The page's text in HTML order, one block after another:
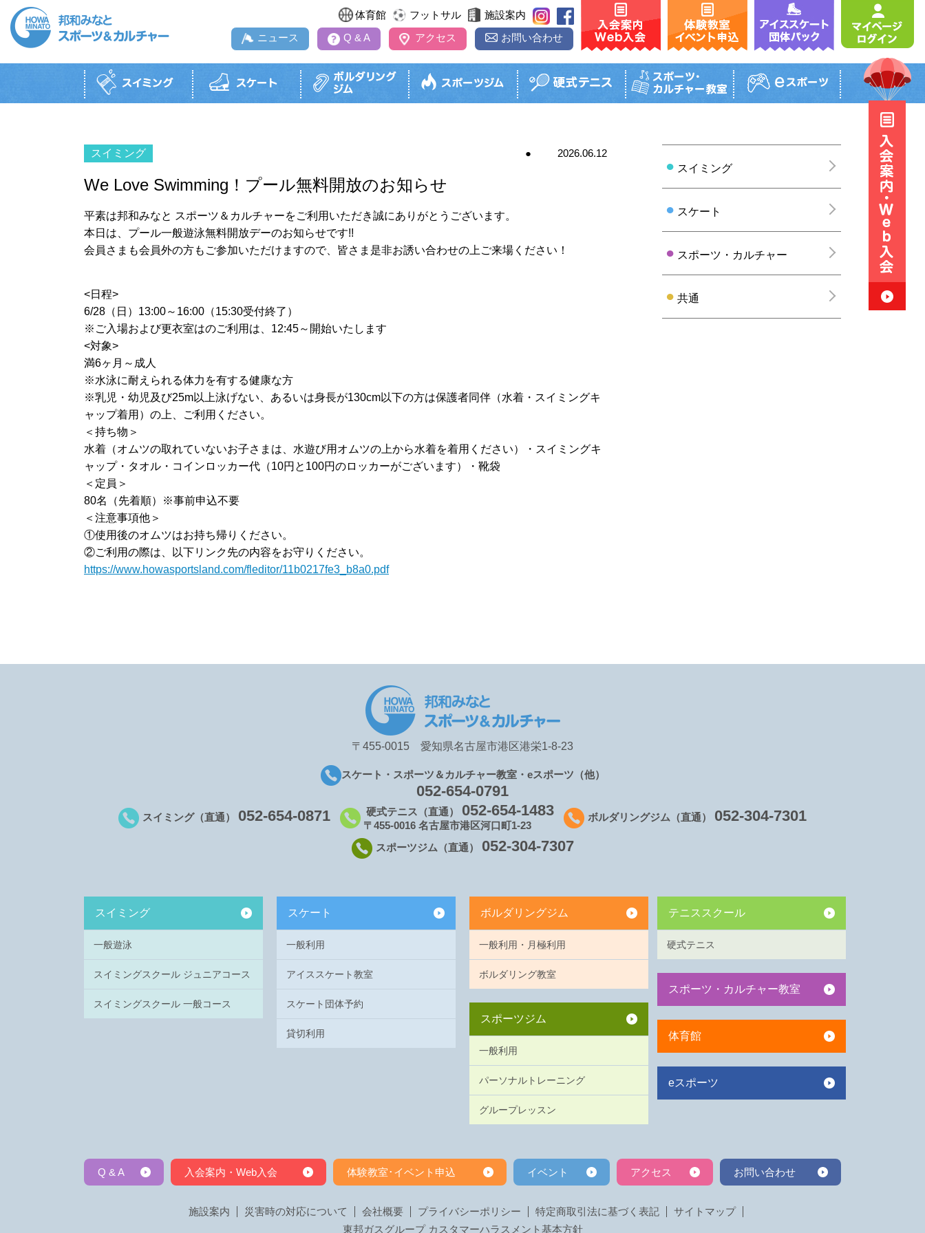
体育館 フットサル
施設案内
ニュース
Q & A アクセス お問い合わせ
利用料
お知らせ
利用上の注意
営業カレンダー
スクール日程表
一般コース
レッスン内容・受講料
タイムテーブル
営業時間・料金
初めての方へ
利用上の注意
貸切利用
スクール日程表
アイススケートパック
施設紹介
初めての方へ
利用上の注意
貸切利用
施設紹介
利用料金
初めての方へ
利用上の注意
パーソナルトレーニングとは
予約
グループレッスン
邦和みなとインドアテニス
（硬式テニス）
協力会社のロングウッドスポーツのページへ
リンクします。
コース紹介・受講料 タイムテーブル スクール日程表
2026.06.12
We Love Swimming！プール無料開放のお知らせ
平素は邦和みなと スポーツ＆カルチャーをご利用いただき誠にありがとうございます。
本日は、プール一般遊泳無料開放デーのお知らせです!!
会員さまも会員外の方もご参加いただけますので、皆さま是非お誘い合わせの上ご来場ください！
<日程>
6/28（日）13:00～16:00（15:30受付終了）
※ご入場および更衣室はのご利用は、12:45～開始いたします
<対象>
満6ヶ月～成人
※水泳に耐えられる体力を有する健康な方
※乳児・幼児及び25m以上泳げない、あるいは身長が130cm以下の方は保護者同伴（水着・スイミングキ
ャップ着用）の上、ご利用ください。
＜持ち物＞
水着（オムツの取れていないお子さまは、水遊び用オムツの上から水着を着用ください）・スイミングキ
ャップ・タオル・コインロッカー代（10円と100円のロッカーがございます）・靴袋
＜定員＞
80名（先着順）※事前申込不要
＜注意事項他＞
①使用後のオムツはお持ち帰りください。
②ご利用の際は、以下リンク先の内容をお守りください。
https://www.howasportsland.com/fleditor/11b0217fe3_b8a0.pdf
〒455-0015 愛知県名古屋市港区港栄1-8-23
スケート・スポーツ＆カルチャー教室・eスポーツ（他）
052-654-0791
スイミング（直通） 052-654-0871 硬式テニス（直通） 052-654-1483
〒455-0016 名古屋市港区河口町1-23
ボルダリングジム（直通） 052-304-7301
スポーツジム（直通） 052-304-7307
スイミング
一般遊泳
スイミングスクール ジュニアコース
スイミングスクール 一般コース
スケート
一般利用
アイススケート教室
スケート団体予約
貸切利用
ボルダリングジム
一般利用・月極利用
ボルダリング教室
スポーツジム
一般利用
パーソナルトレーニング
グループレッスン
テニススクール
硬式テニス
スポーツ・カルチャー教室
体育館
eスポーツ
Q & A 入会案内・Web入会 体験教室･イベント申込 イベント アクセス お問い合わせ
施設案内 災害時の対応について 会社概要 プライバシーポリシー 特定商取引法に基づく表記
サイトマップ
東邦ガスグループ カスタマーハラスメント基本方針